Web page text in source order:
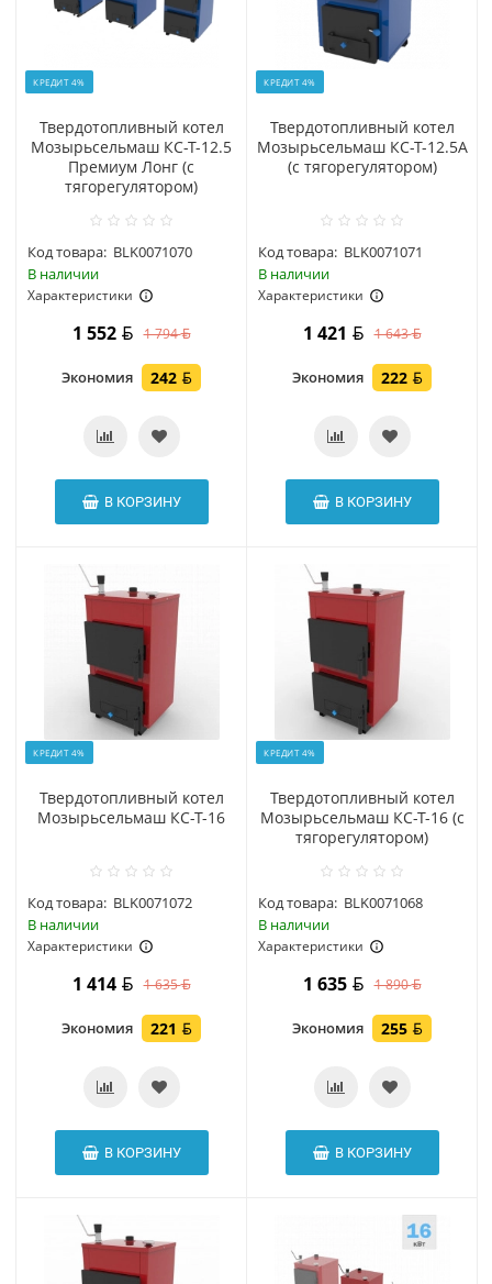
КРЕДИТ 4%
Твердотопливный котел
Мозырьсельмаш КС-Т-12.5
Премиум Лонг (с
тягорегулятором)
Код товара: BLK0071070
В наличии
Характеристики
1 552 1 794
Экономия 242
В КОРЗИНУ
КРЕДИТ 4%
Твердотопливный котел
Мозырьсельмаш КС-Т-12.5А
(с тягорегулятором)
Код товара: BLK0071071
В наличии
Характеристики
1 421 1 643
Экономия 222
В КОРЗИНУ
КРЕДИТ 4%
Твердотопливный котел
Мозырьсельмаш КС-Т-16
Код товара: BLK0071072
В наличии
Характеристики
1 414 1 635
Экономия 221
В КОРЗИНУ
КРЕДИТ 4%
Твердотопливный котел
Мозырьсельмаш КС-Т-16 (с
тягорегулятором)
Код товара: BLK0071068
В наличии
Характеристики
1 635 1 890
Экономия 255
В КОРЗИНУ